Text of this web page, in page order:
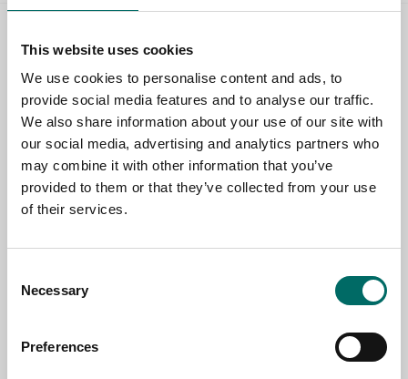
This website uses cookies
We use cookies to personalise content and ads, to
provide social media features and to analyse our traffic.
We also share information about your use of our site with
our social media, advertising and analytics partners who
may combine it with other information that you’ve
provided to them or that they’ve collected from your use
of their services.
Selection
Necessary
Preferences
Contact us
NAME